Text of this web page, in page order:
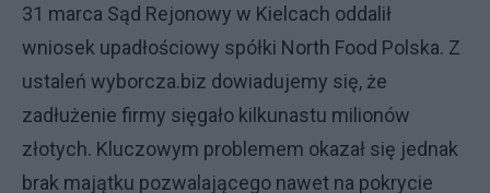
31 marca Sąd Rejonowy w Kielcach oddalił
wniosek upadłościowy spółki North Food Polska. Z
ustaleń wyborcza.biz dowiadujemy się, że
zadłużenie firmy sięgało kilkunastu milionów
złotych. Kluczowym problemem okazał się jednak
brak majątku pozwalającego nawet na pokrycie